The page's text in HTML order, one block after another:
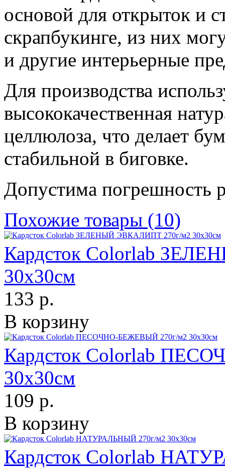
основой для открыток и
скрапбукинге, из них
и другие интерьерные
Для производства
высококачественная
целлюлоза, что делает
стабильной в биговке.
Допустима погрешность
Похожие товары (10)
Кардсток Colorlab
30х30см
133 р.
В корзину
Кардсток Colorlab
30х30см
109 р.
В корзину
Кардсток Colorlab